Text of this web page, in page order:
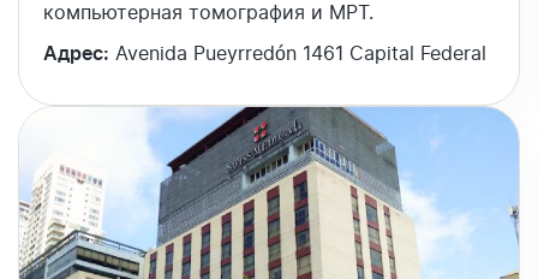
компьютерная томография и МРТ.
Адрес: Avenida Pueyrredón 1461 Capital Federal